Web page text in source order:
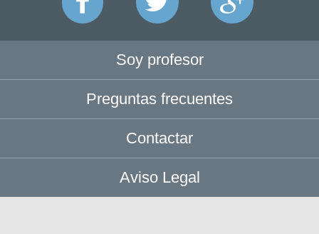
Soy profesor
Preguntas frecuentes
Contactar
Aviso Legal